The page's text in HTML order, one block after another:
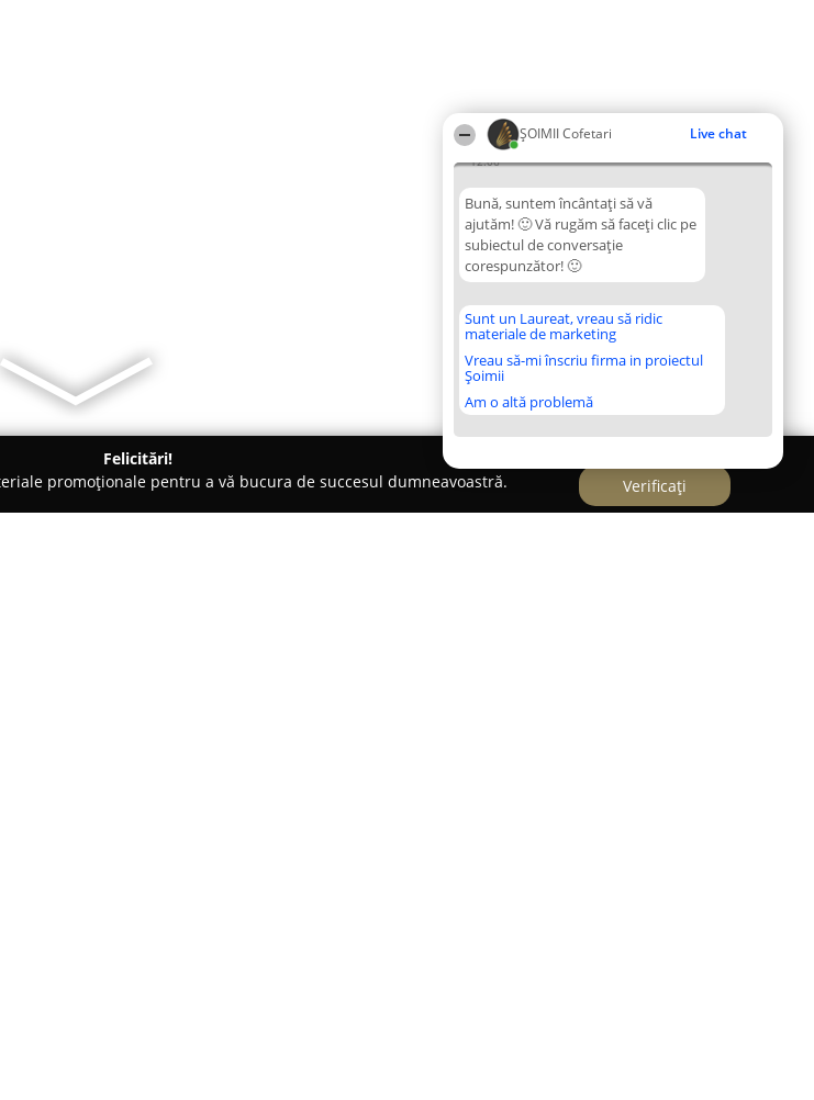
ȘOIMII Cofetari Live chat
12:06
Bună, suntem încântați să vă
ajutăm! 🙂 Vă rugăm să faceți clic pe
subiectul de conversație
corespunzător! 🙂
Sunt un Laureat, vreau să ridic
materiale de marketing
Vreau să-mi înscriu firma in proiectul
Șoimii
Am o altă problemă
Felicitări!
promoționale pentru a vă bucura de succesul dumneavoastră.
Verificați